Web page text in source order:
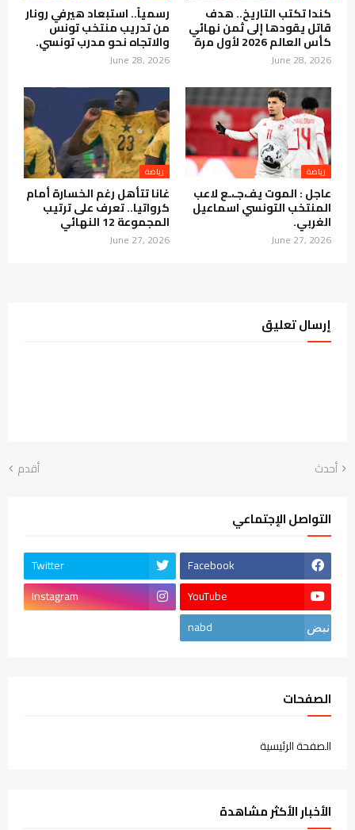
كندا تكتب التاريخ.. هدف
قاتل يقودها إلى ثمن نهائي
كأس العالم 2026 لأول مرة
June 28, 2026
رسمياً.. استبعاد هيرفي رونار
من تدريب منتخب تونس
والاتجاه نحو مدرب تونسي.
June 28, 2026
رياضة
عاجل : الموت يفـ،جـ،ـع لاعب
المنتخب التونسي اسماعيل
الغربي.
June 27, 2026
رياضة
غانا تتأهل رغم الخسارة أمام
كرواتيا.. تعرف على ترتيب
المجموعة 12 النهائي
June 27, 2026
إرسال تعليق
أحدث أقدم
التواصل الإجتماعي
Facebook
Twitter
YouTube
Instagram
nabd
الصفحات
الصفحة الرئيسية
الأخبار الأكثر مشاهدة